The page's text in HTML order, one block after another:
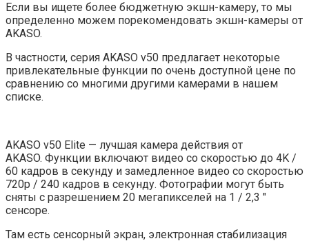
Если вы ищете более бюджетную экшн-камеру, то мы
определенно можем порекомендовать экшн-камеры от
AKASO.
В частности, серия AKASO v50 предлагает некоторые
привлекательные функции по очень доступной цене по
сравнению со многими другими камерами в нашем
списке.
AKASO v50 Elite — лучшая камера действия от
AKASO. Функции включают видео со скоростью до 4K /
60 кадров в секунду и замедленное видео со скоростью
720p / 240 кадров в секунду. Фотографии могут быть
сняты с разрешением 20 мегапикселей на 1 / 2,3 ″
сенсоре.
Там есть сенсорный экран, электронная стабилизация